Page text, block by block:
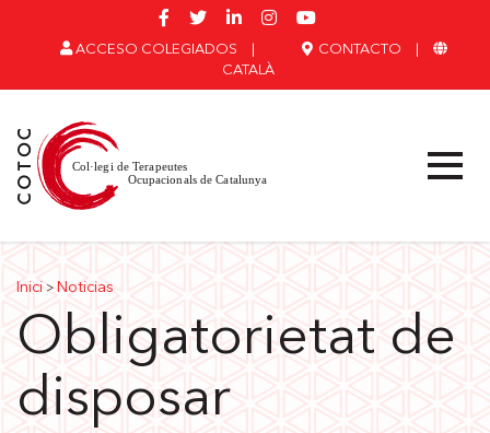
ACCESO COLEGIADOS CONTACTO
CATALÀ
Inici > Noticias
Obligatorietat de
disposar